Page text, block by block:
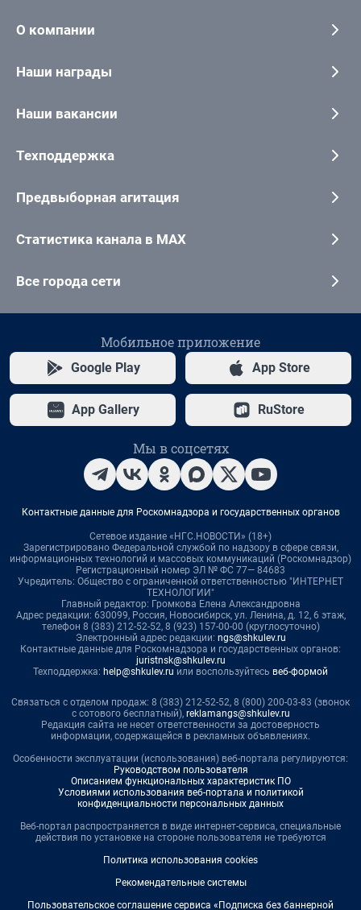
О компании
Наши награды
Наши вакансии
Техподдержка
Предвыборная агитация
Статистика канала в MAX
Все города сети
Мобильное приложение
Google Play App Store
App Gallery RuStore
Мы в соцсетях
Контактные данные для Роскомнадзора и государственных органов
Сетевое издание «НГС.НОВОСТИ» (18+)
Зарегистрировано Федеральной службой по надзору в сфере связи,
информационных технологий и массовых коммуникаций (Роскомнадзор)
Регистрационный номер ЭЛ № ФС 77— 84683
Учредитель: Общество с ограниченной ответственностью "ИНТЕРНЕТ
ТЕХНОЛОГИИ"
Главный редактор: Громкова Елена Александровна
Адрес редакции: 630099, Россия, Новосибирск, ул. Ленина, д. 12, 6 этаж,
телефон 8 (383) 212-52-52, 8 (923) 157-00-00 (круглосуточно)
Электронный адрес редакции: ngs@shkulev.ru
Контактные данные для Роскомнадзора и государственных органов:
juristnsk@shkulev.ru
Техподдержка: help@shkulev.ru или воспользуйтесь веб-формой
Связаться с отделом продаж: 8 (383) 212-52-52, 8 (800) 200-03-83 (звонок
с сотового бесплатный), reklamangs@shkulev.ru
Редакция сайта не несет ответственности за достоверность
информации, содержащейся в рекламных объявлениях.
Особенности эксплуатации (использования) веб-портала регулируются:
Руководством пользователя
Описанием функциональных характеристик ПО
Условиями использования веб-портала и политикой
конфиденциальности персональных данных
Веб-портал распространяется в виде интернет-сервиса, специальные
действия по установке на стороне пользователя не требуются
Политика использования cookies
Рекомендательные системы
Пользовательское соглашение сервиса «Подписка без баннерной